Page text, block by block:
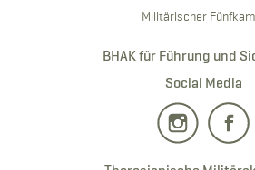
Militärischer
BHAK für Führung und
Social Media